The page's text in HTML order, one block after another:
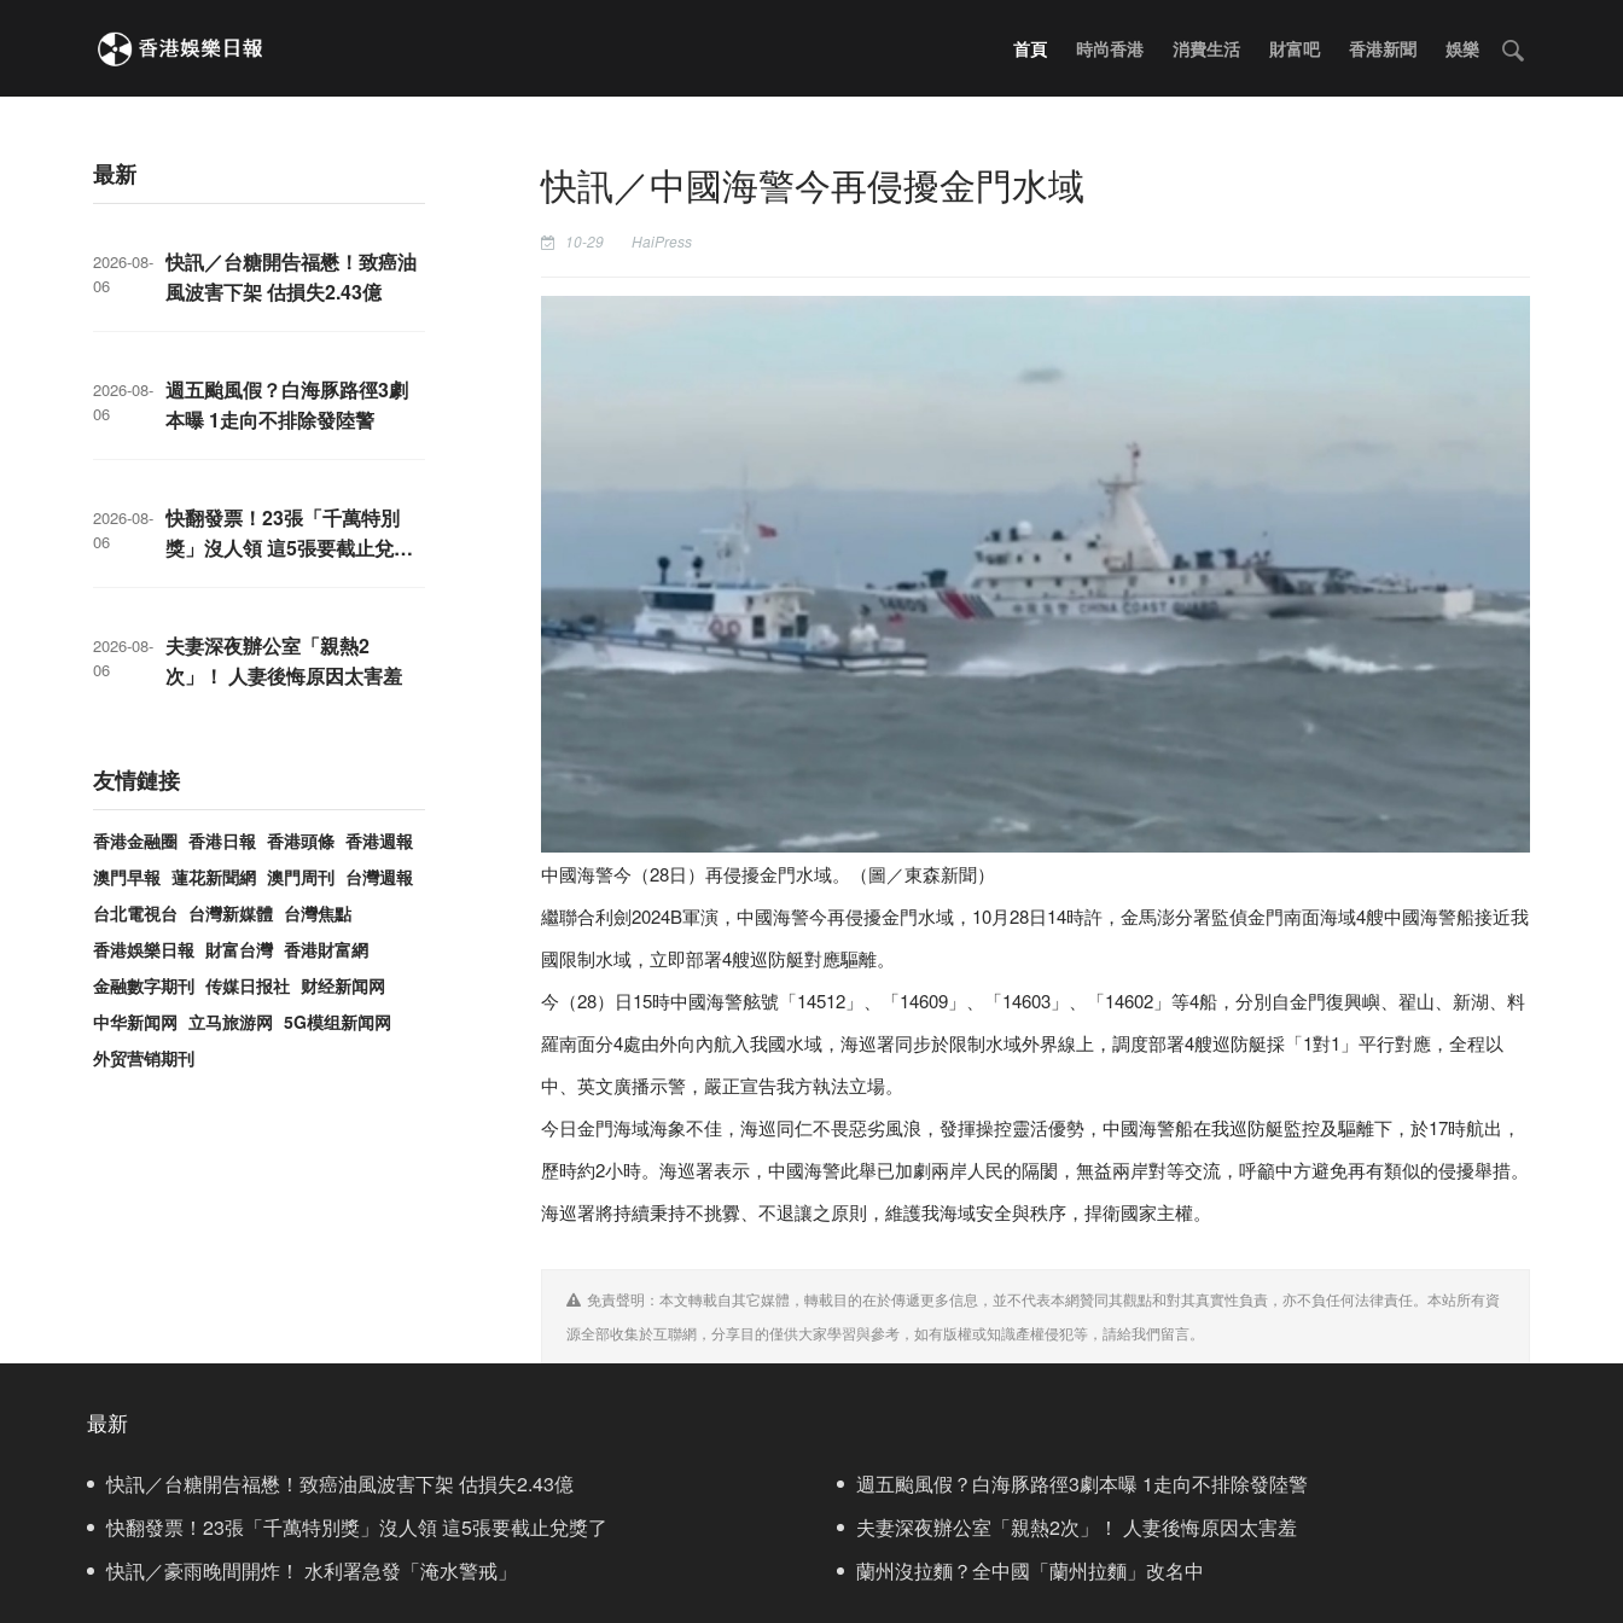
首頁 時尚香港 消費生活 財富吧 香港新聞 娛樂
最新
2026-08-
06
快訊／台糖開告福懋！致癌油
風波害下架 估損失2.43億
2026-08-
06
週五颱風假？白海豚路徑3劇
本曝 1走向不排除發陸警
2026-08-
06
快翻發票！23張「千萬特別
獎」沒人領 這5張要截止兌獎
2026-08-
06
夫妻深夜辦公室「親熱2
次」！ 人妻後悔原因太害羞
友情鏈接
香港金融圈 香港日報 香港頭條 香港週報
澳門早報 蓮花新聞網 澳門周刊 台灣週報
台北電視台 台灣新媒體 台灣焦點
香港娛樂日報 財富台灣 香港財富網
金融數字期刊 传媒日报社 财经新闻网
中华新闻网 立马旅游网 5G模组新闻网
外贸营销期刊
快訊／中國海警今再侵擾金門水域
10-29 HaiPress
中國海警今（28日）再侵擾金門水域。（圖／東森新聞）
繼聯合利劍2024B軍演，中國海警今再侵擾金門水域，10月28日14時許，金馬澎分署監偵金門南面海域4艘中國海警船接近我
國限制水域，立即部署4艘巡防艇對應驅離。
今（28）日15時中國海警舷號「14512」、「14609」、「14603」、「14602」等4船，分別自金門復興嶼、翟山、新湖、料
羅南面分4處由外向內航入我國水域，海巡署同步於限制水域外界線上，調度部署4艘巡防艇採「1對1」平行對應，全程以
中、英文廣播示警，嚴正宣告我方執法立場。
今日金門海域海象不佳，海巡同仁不畏惡劣風浪，發揮操控靈活優勢，中國海警船在我巡防艇監控及驅離下，於17時航出，
歷時約2小時。海巡署表示，中國海警此舉已加劇兩岸人民的隔閡，無益兩岸對等交流，呼籲中方避免再有類似的侵擾舉措。
海巡署將持續秉持不挑釁、不退讓之原則，維護我海域安全與秩序，捍衛國家主權。
免責聲明：本文轉載自其它媒體，轉載目的在於傳遞更多信息，並不代表本網贊同其觀點和對其真實性負責，亦不負任何法律責任。本站所有資
源全部收集於互聯網，分享目的僅供大家學習與參考，如有版權或知識產權侵犯等，請給我們留言。
最新
快訊／台糖開告福懋！致癌油風波害下架 估損失2.43億
週五颱風假？白海豚路徑3劇本曝 1走向不排除發陸警
快翻發票！23張「千萬特別獎」沒人領 這5張要截止兌獎了
夫妻深夜辦公室「親熱2次」！ 人妻後悔原因太害羞
快訊／豪雨晚間開炸！ 水利署急發「淹水警戒」
蘭州沒拉麵？全中國「蘭州拉麵」改名中